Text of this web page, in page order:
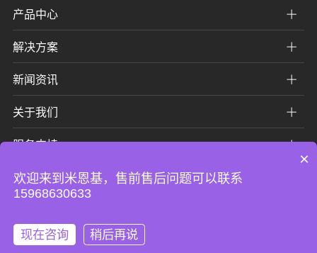
产品中心
解决方案
新闻资讯
关于我们
服务支持
浙ICP备20010692号-1
浙公网安备 33102302000314号
网站建设：派迪科技
×
欢迎来到米恩基，售前售后问题可以联系
15968630633
现在咨询 稍后再说